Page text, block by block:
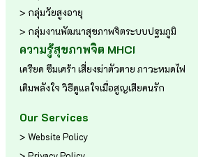
> กลุ่มวัยสูงอายุ
> กลุ่มงานพัฒนาสุขภาพจิตระบบปฐมภูมิ
ความรู้สุขภาพจิต MHCI
เครียด ซึมเศร้า เสี่ยงฆ่าตัวตาย ภาวะหมดไฟ
เติมพลังใจ วิธีดูแลใจเมื่อสูญเสียคนรัก
Our Services
> Website Policy